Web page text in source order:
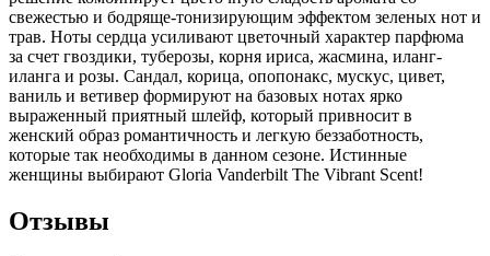
свежестью и бодряще-тонизирующим эффектом зеленых нот и
трав. Ноты сердца усиливают цветочный характер парфюма
за счет гвоздики, туберозы, корня ириса, жасмина, иланг-
иланга и розы. Сандал, корица, опопонакс, мускус, цивет,
ваниль и ветивер формируют на базовых нотах ярко
выраженный приятный шлейф, который привносит в
женский образ романтичность и легкую беззаботность,
которые так необходимы в данном сезоне. Истинные
женщины выбирают Gloria Vanderbilt The Vibrant Scent!
Отзывы